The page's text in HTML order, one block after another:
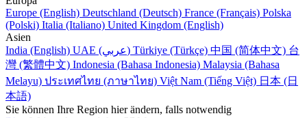
Europe (English) Deutschland (Deutsch) France (Français) Polska
(Polski) Italia (Italiano) United Kingdom (English)
Asien
India (English)
UAE (عربي) Türkiye (Türkçe) 中国 (简体中文) 台
灣 (繁體中文) Indonesia (Bahasa Indonesia) Malaysia (Bahasa
Melayu) ประเทศไทย (ภาษาไทย) Việt Nam (Tiếng Việt) 日本 (日
本語)
Sie können Ihre Region hier ändern, falls notwendig